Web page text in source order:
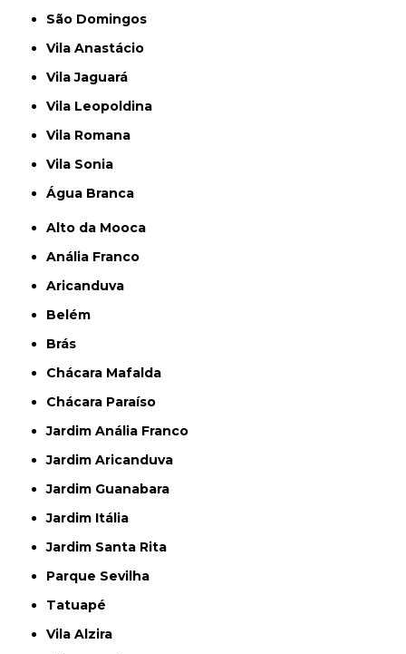
São Domingos
Vila Anastácio
Vila Jaguará
Vila Leopoldina
Vila Romana
Vila Sonia
Água Branca
Alto da Mooca
Anália Franco
Aricanduva
Belém
Brás
Chácara Mafalda
Chácara Paraíso
Jardim Anália Franco
Jardim Aricanduva
Jardim Guanabara
Jardim Itália
Jardim Santa Rita
Parque Sevilha
Tatuapé
Vila Alzira